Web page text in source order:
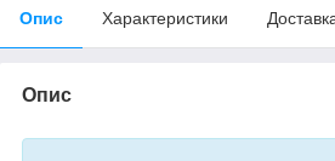
Опис Характеристики
Опис